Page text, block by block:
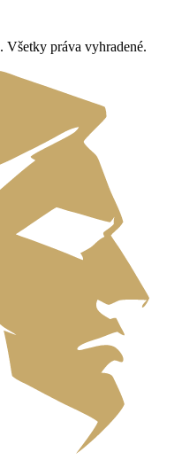
. Všetky práva vyhradené.